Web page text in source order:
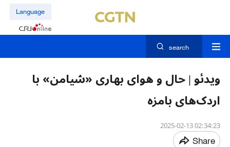
Language
search
ویدئو | حال‌ و هوای بهاری «شیامن» با
اردک‌های بامزه
02:34:23 2025-02-13
Share